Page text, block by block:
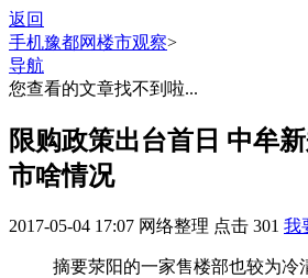
返回
手机豫都网楼市观察>
导航
您查看的文章找不到啦...
限购政策出台首日 中牟
市啥情况
2017-05-04 17:07 网络整理 点击 301 我
摘要荥阳的一家售楼部也较为冷